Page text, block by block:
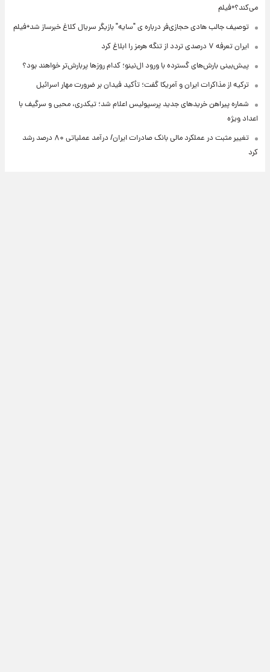
می‌کند؟+فیلم
توصیف جالب هادی حجازی‌فر درباره ی "سایه" بازیگر سریال کلاغ خبرساز شد+فیلم
ایران تعرفه ۷ درصدی تردد از تنگه هرمز را ابلاغ کرد
پیش‌بینی بارش‌های گسترده با ورود ال‌نینو؛ کدام روزها پربارش‌تر خواهند بود؟
ترکیه از مذاکرات ایران و آمریکا گفت؛ تأکید فیدان بر ضرورت مهار اسرائیل
شماره پیراهن خریدهای جدید پرسپولیس اعلام شد؛ تیکدری، محبی و سرگیف با
اعداد ویژه
تغییر مثبت در عملکرد مالی بانک صادرات ایران/ درآمد عملیاتی ۸۰ درصد رشد
کرد